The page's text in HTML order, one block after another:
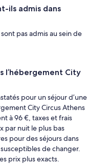
ils admis dans
pas admis au sein de
l’hébergement City
pour un séjour d’une
City Circus Athens
à 96 €, taxes et frais
par nuit le plus bas
pour des séjours dans
de changer.
prix plus exacts.